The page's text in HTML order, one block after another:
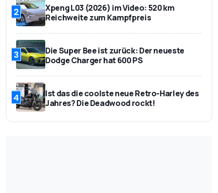
2
Xpeng L03 (2026) im Video: 520 km
Reichweite zum Kampfpreis
3
Die Super Bee ist zurück: Der neueste
Dodge Charger hat 600 PS
4
Ist das die coolste neue Retro-Harley des
Jahres? Die Deadwood rockt!